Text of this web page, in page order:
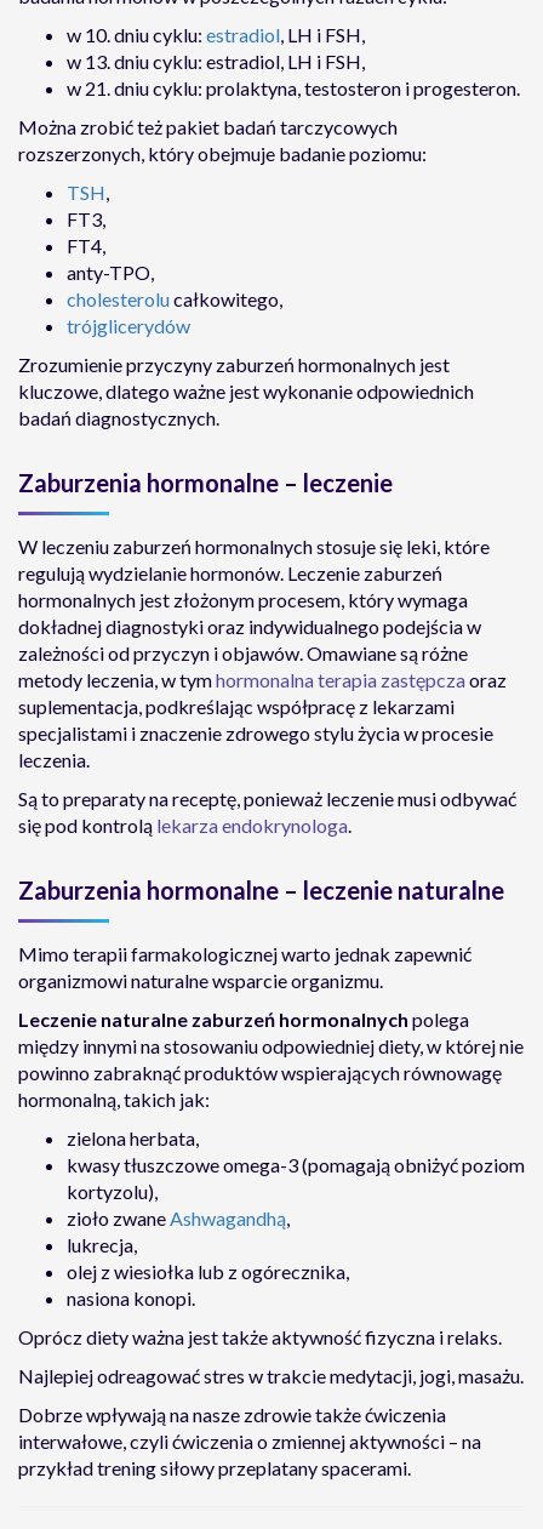
w 10. dniu cyklu: estradiol, LH i FSH,
w 13. dniu cyklu: estradiol, LH i FSH,
w 21. dniu cyklu: prolaktyna, testosteron i progesteron.
Można zrobić też pakiet badań tarczycowych
rozszerzonych, który obejmuje badanie poziomu:
TSH,
FT3,
FT4,
anty-TPO,
cholesterolucałkowitego,
trójglicerydów
Zrozumienie przyczyny zaburzeń hormonalnych jest
kluczowe, dlatego ważne jest wykonanie odpowiednich
badań diagnostycznych.
Zaburzenia hormonalne – leczenie
W leczeniu zaburzeń hormonalnych stosuje się leki, które
regulują wydzielanie hormonów. Leczenie zaburzeń
hormonalnych jest złożonym procesem, który wymaga
dokładnej diagnostyki oraz indywidualnego podejścia w
zależności od przyczyn i objawów. Omawiane są różne
metody leczenia, w tymhormonalna terapia zastępczaoraz
suplementacja, podkreślając współpracę z lekarzami
specjalistami i znaczenie zdrowego stylu życia w procesie
leczenia.
Są to preparaty na receptę, ponieważ leczenie musi odbywać
się pod kontrolą lekarza endokrynologa.
Zaburzenia hormonalne – leczenie naturalne
Mimo terapii farmakologicznej warto jednak zapewnić
organizmowi naturalne wsparcie organizmu.
Leczenie naturalne zaburzeń hormonalnych polega
między innymi na stosowaniu odpowiedniej diety, w której nie
powinno zabraknąć produktów wspierających równowagę
hormonalną, takich jak:
zielona herbata,
kwasy tłuszczowe omega-3 (pomagają obniżyć poziom
kortyzolu),
zioło zwaneAshwagandhą,
lukrecja,
olej z wiesiołka lub z ogórecznika,
nasiona konopi.
Oprócz diety ważna jest także aktywność fizyczna i relaks.
Najlepiej odreagować stres w trakcie medytacji, jogi, masażu.
Dobrze wpływają na nasze zdrowie także ćwiczenia
interwałowe, czyli ćwiczenia o zmiennej aktywności – na
przykład trening siłowy przeplatany spacerami.